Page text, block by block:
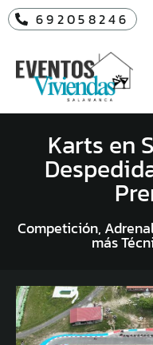
692058246
Karts en
Competición,
más